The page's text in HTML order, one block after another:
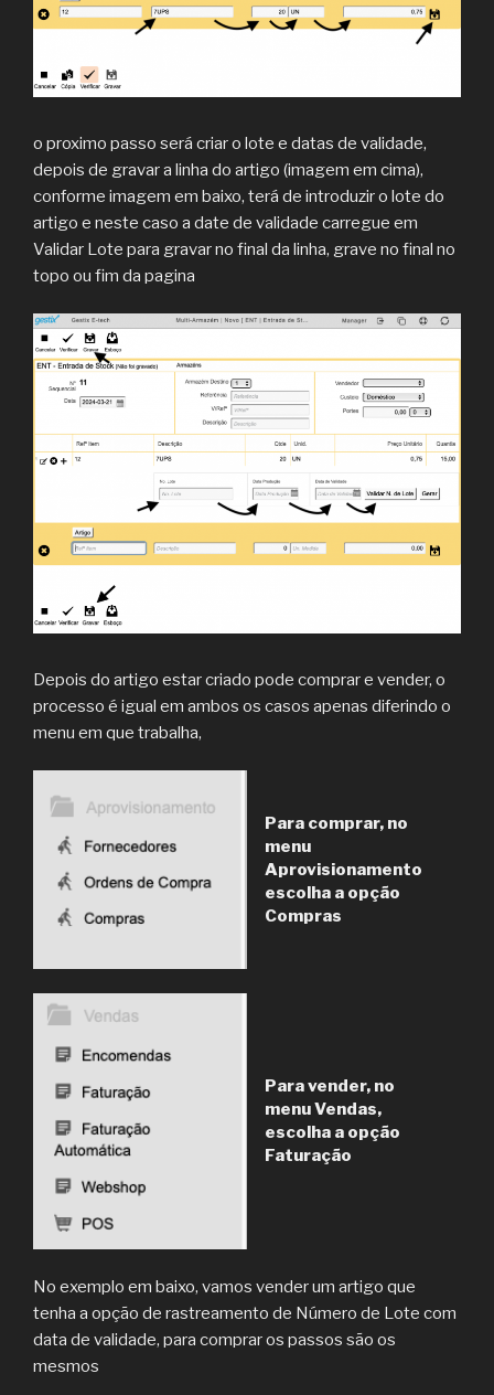
o proximo passo será criar o lote e datas de validade,
depois de gravar a linha do artigo (imagem em cima),
conforme imagem em baixo, terá de introduzir o lote do
artigo e neste caso a date de validade carregue em
Validar Lote para gravar no final da linha, grave no final no
topo ou fim da pagina
Depois do artigo estar criado pode comprar e vender, o
processo é igual em ambos os casos apenas diferindo o
menu em que trabalha,
Para comprar, no
menu
Aprovisionamento
escolha a opção
Compras
Para vender, no
menu Vendas,
escolha a opção
Faturação
No exemplo em baixo, vamos vender um artigo que
tenha a opção de rastreamento de Número de Lote com
data de validade, para comprar os passos são os
mesmos